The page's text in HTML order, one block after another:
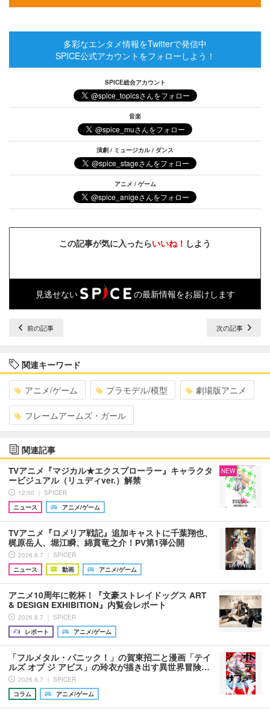
多彩なエンタメ情報をTwitterで発信中
SPICE公式アカウントをフォローしよう！
SPICE総合アカウント
音楽
演劇 / ミュージカル / ダンス
アニメ / ゲーム
この記事が気に入ったらいいね！ しよう
見逃せない の最新情報をお届けします
前の記事 次の記事
関連キーワード
アニメ/ゲーム プラモデル/模型 劇場版アニメ
フレームアームズ・ガール
関連記事
TVアニメ『マジカル★エクスプローラー』キャラクタ
ービジュアル（リュディver.）解禁
12:00 ｜ SPICER
ニュース
アニメ/ゲーム
NEW
TVアニメ『ロメリア戦記』追加キャストに千葉翔也、
梶原岳人、堀江瞬、綿貫竜之介！PV第1弾公開
2026.8.7 ｜ SPICER
ニュース
動画 アニメ/ゲーム
アニメ10周年に乾杯！『文豪ストレイドッグス ART
& DESIGN EXHIBITION』内覧会レポート
2026.8.7 ｜ SPICER
レポート
アニメ/ゲーム
「フルメタル・パニック！」の賀東招二と漫画「テイ
ルズ オブ ジ アビス」の玲衣が描き出す異世界冒険…
2026.8.7 ｜ SPICER
コラム
アニメ/ゲーム